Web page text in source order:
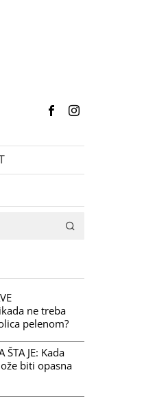
ne treba
pelenom?
ŠTA JE: Kada
biti opasna